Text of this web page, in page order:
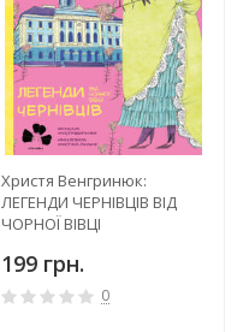
Христя Венгринюк:
ЛЕГЕНДИ ЧЕРНІВЦІВ ВІД
ЧОРНОЇ ВІВЦІ
199 грн.
0